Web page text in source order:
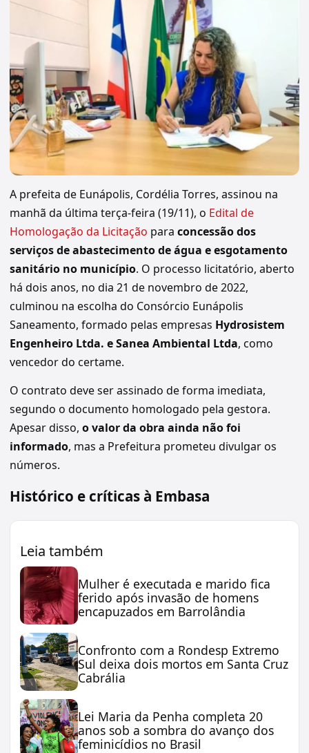
A prefeita de Eunápolis, Cordélia Torres, assinou na
manhã da última terça-feira (19/11), o Edital de
Homologação da Licitação para concessão dos
serviços de abastecimento de água e esgotamento
sanitário no município. O processo licitatório, aberto
há dois anos, no dia 21 de novembro de 2022,
culminou na escolha do Consórcio Eunápolis
Saneamento, formado pelas empresas Hydrosistem
Engenheiro Ltda. e Sanea Ambiental Ltda, como
vencedor do certame.
O contrato deve ser assinado de forma imediata,
segundo o documento homologado pela gestora.
Apesar disso, o valor da obra ainda não foi
informado, mas a Prefeitura prometeu divulgar os
números.
Histórico e críticas à Embasa
Leia também
Mulher é executada e marido fica
ferido após invasão de homens
encapuzados em Barrolândia
Confronto com a Rondesp Extremo
Sul deixa dois mortos em Santa Cruz
Cabrália
Lei Maria da Penha completa 20
anos sob a sombra do avanço dos
feminicídios no Brasil